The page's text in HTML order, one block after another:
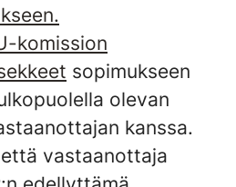
komission
sopimukseen
olevan
kanssa.
vastaanottaja